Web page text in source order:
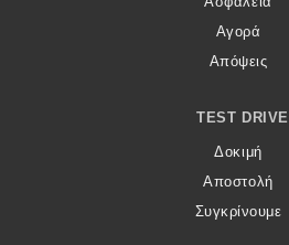
Αγορά
Απόψεις
TEST DRIVE
Δοκιμή
Αποστολή
Συγκρίνουμε